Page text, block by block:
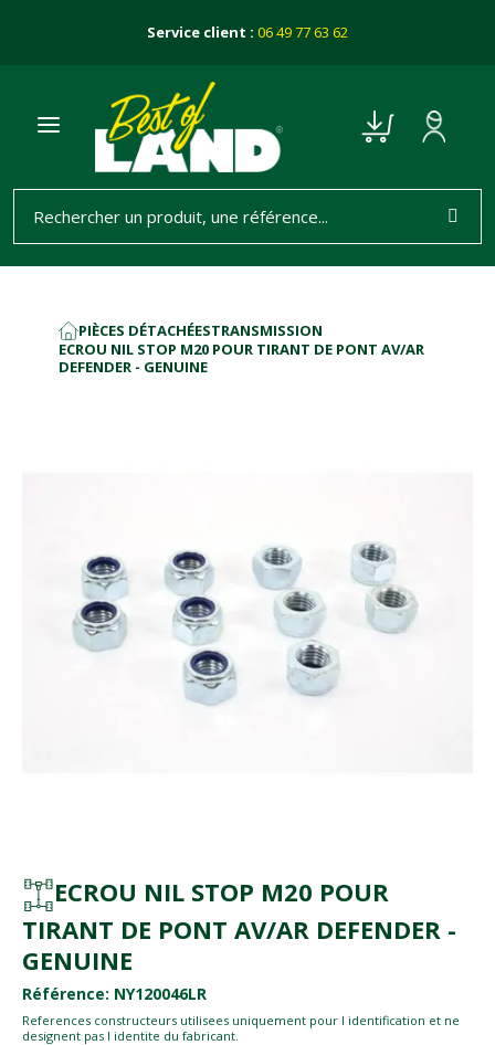
Service client : 06 49 77 63 62
ACCUEIL
PIÈCES DÉTACHÉESTRANSMISSION
ECROU NIL STOP M20 POUR TIRANT DE PONT AV/AR
DEFENDER - GENUINE
ECROU NIL STOP M20 POUR
TIRANT DE PONT AV/AR DEFENDER -
GENUINE
Référence: NY120046LR
References constructeurs utilisees uniquement pour l identification et ne
designent pas l identite du fabricant.